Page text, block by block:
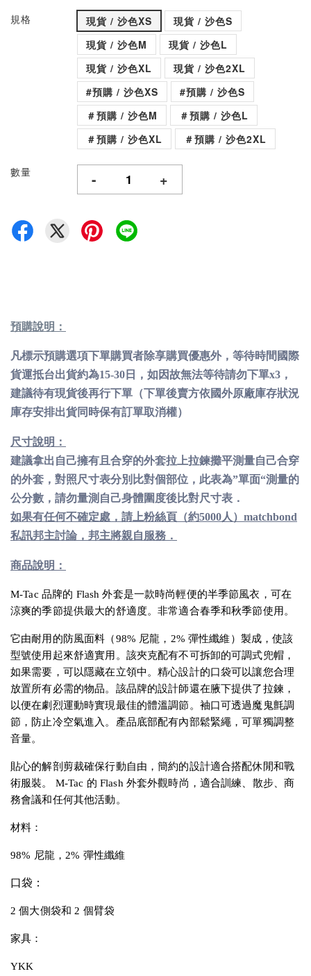
規格 現貨 / 沙色XS
現貨 / 沙色S
現貨 / 沙色M
現貨 / 沙色L
現貨 / 沙色XL
現貨 / 沙色2XL
#預購 / 沙色XS
#預購 / 沙色S
＃預購 / 沙色M
＃預購 / 沙色L
＃預購 / 沙色XL
＃預購 / 沙色2XL
數量 - +
預購說明：
凡標示預購選項下單購買者除享購買優惠外，等待時間國際
貨運抵台出貨約為15-30日，如因故無法等待請勿下單x3，
建議待有現貨後再行下單（下單後賣方依國外原廠庫存狀況
庫存安排出貨同時保有訂單取消權）
尺寸說明：
建議拿出自己擁有且合穿的外套拉上拉鍊攤平測量自己合穿
的外套，對照尺寸表分別比對個部位，此表為”單面“測量的
公分數，請勿量測自己身體圍度後比對尺寸表．
如果有任何不確定處，請上粉絲頁（約5000人）matchbond
私訊邦主討論，邦主將親自服務．
商品說明：
M-Tac 品牌的 Flash 外套是一款時尚輕便的半季節風衣，可在
涼爽的季節提供最大的舒適度。非常適合春季和秋季節使用。
它由耐用的防風面料（98% 尼龍，2% 彈性纖維）製成，使該
型號使用起來舒適實用。該夾克配有不可拆卸的可調式兜帽，
如果需要，可以隱藏在立領中。精心設計的口袋可以讓您合理
放置所有必需的物品。該品牌的設計師還在腋下提供了拉鍊，
以便在劇烈運動時實現最佳的體溫調節。袖口可透過魔鬼氈調
節，防止冷空氣進入。產品底部配有內部鬆緊繩，可單獨調整
音量。
貼心的解剖剪裁確保行動自由，簡約的設計適合搭配休閒和戰
術服裝。 M-Tac 的 Flash 外套外觀時尚，適合訓練、散步、商
務會議和任何其他活動。
材料：
98% 尼龍，2% 彈性纖維
口袋：
2 個大側袋和 2 個臂袋
家具：
YKK